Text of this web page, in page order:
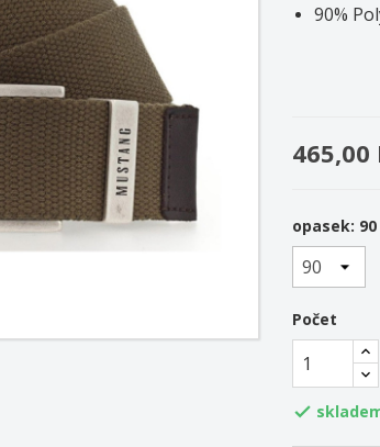
90%
465,00
opasek: 90
Počet
